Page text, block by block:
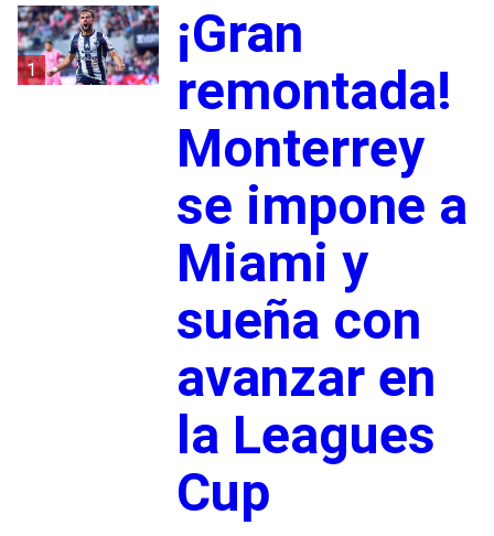
1
¡Gran
remontada!
Monterrey
se impone a
Miami y
sueña con
avanzar en
la Leagues
Cup